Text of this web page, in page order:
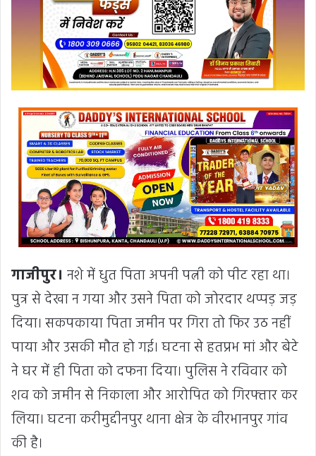
गाजीपुर। नशे में धुत पिता अपनी पत्नी को पीट रहा था।
पुत्र से देखा न गया और उसने पिता को जोरदार थप्पड़ जड़
दिया। सकपकाया पिता जमीन पर गिरा तो फिर उठ नहीं
पाया और उसकी मौत हो गई। घटना से हतप्रभ मां और बेटे
ने घर में ही पिता को दफना दिया। पुलिस ने रविवार को
शव को जमीन से निकाला और आरोपित को गिरफ्तार कर
लिया। घटना करीमुद्दीनपुर थाना क्षेत्र के वीरभानपुर गांव
की है।